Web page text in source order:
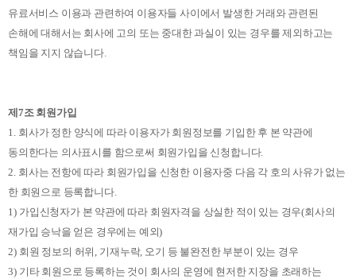
유료서비스 이용과 관련하여 이용자들 사이에서 발생한 거래와 관련된
손해에 대해서는 회사에 고의 또는 중대한 과실이 있는 경우를 제외하고는
책임을 지지 않습니다.
제 7조 회원가입
1. 회사가 정한 양식에 따라 이용자가 회원정보를 기입한 후 본 약관에
동의한다는 의사표시를 함으로써 회원가입을 신청합니다.
2. 회사는 전항에 따라 회원가입을 신청한 이용자중 다음 각 호의 사유가 없는
한 회원으로 등록합니다.
1) 가입신청자가 본 약관에 따라 회원자격을 상실한 적이 있는 경우(회사의
재가입 승낙을 얻은 경우에는 예외)
2) 회원 정보의 허위 , 기재누락, 오기 등 불완전한 부분이 있는 경우
3) 기타 회원으로 등록하는 것이 회사의 운영에 현저한 지장을 초래하는